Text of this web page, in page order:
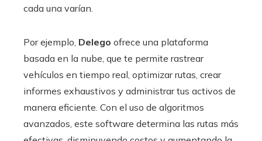
cada una varían.
Por ejemplo, Delego ofrece una plataforma
basada en la nube, que te permite rastrear
vehículos en tiempo real, optimizar rutas, crear
informes exhaustivos y administrar tus activos de
manera eficiente. Con el uso de algoritmos
avanzados, este software determina las rutas más